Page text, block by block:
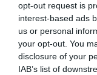
opt-out request is
interest-based ads
us or personal
your opt-out. You
disclosure of your
IAB’s list of
Gracias a este
la salud de las
Farmamundi
desarrollo como